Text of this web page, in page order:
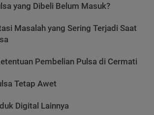
yang Dibeli Belum Masuk?
Masalah yang Sering Terjadi Saat
Pembelian Pulsa di Cermati
Tetap Awet
Digital Lainnya